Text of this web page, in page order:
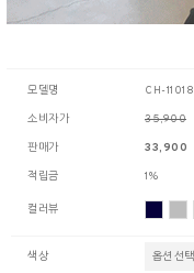
모델명
CH-11018
소비자가
35,900
판매가
33,900
적립금
1%
컬러뷰
색상